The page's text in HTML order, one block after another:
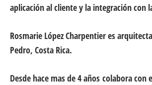
aplicación al cliente y la integración con
Rosmarie López Charpentier es arquitecta
Pedro, Costa Rica.
Desde hace mas de 4 años colabora con